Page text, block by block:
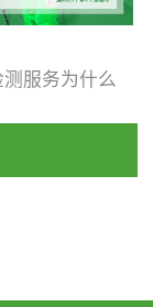
服务为什么
标准检测方
量准确，检
远胜于其他